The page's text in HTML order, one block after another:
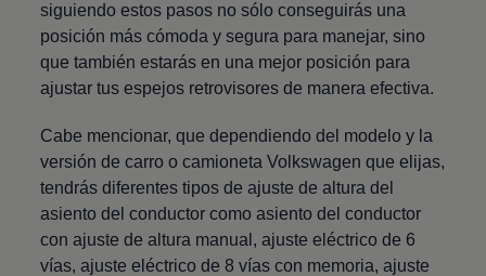
siguiendo estos pasos no sólo conseguirás una
posición más cómoda y segura para manejar, sino
que también estarás en una mejor posición para
ajustar tus espejos retrovisores de manera efectiva.
Cabe mencionar, que dependiendo del modelo y la
versión de carro o camioneta Volkswagen que elijas,
tendrás diferentes tipos de ajuste de altura del
asiento del conductor como asiento del conductor
con ajuste de altura manual, ajuste eléctrico de 6
vías, ajuste eléctrico de 8 vías con memoria, ajuste